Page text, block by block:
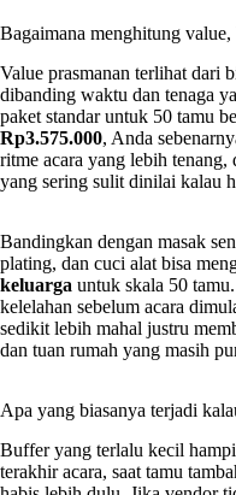
Bagaimana menghitung
Value prasmanan terlihat dari
dibanding waktu dan tenaga
paket standar untuk 50 tamu
Rp3.575.000, Anda
ritme acara yang lebih tenang,
yang sering sulit dinilai kalau
Bandingkan dengan masak
plating, dan cuci alat bisa
keluarga untuk skala 50
kelelahan sebelum acara
sedikit lebih mahal justru
dan tuan rumah yang masih
Apa yang biasanya terjadi
Buffer yang terlalu kecil
terakhir acara, saat tamu